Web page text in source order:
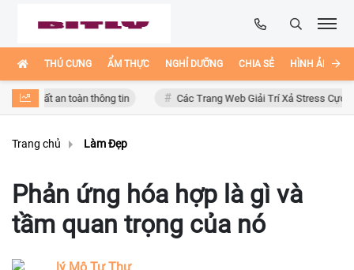
THÚ CƯNG ẨM THỰC NGHỈ DƯỠNG CHIA SẺ HÌNH ẢNH
mất an toàn thông tin Các Trang Web Giải Trí Xả Stress Cực Hay
Trang chủ Làm Đẹp
Phản ứng hóa hợp là gì và
tầm quan trọng của nó